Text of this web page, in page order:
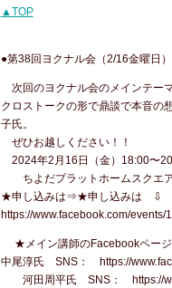
▲TOP
●第38回ヨクナル会（2/16金曜日
次回のヨクナル会のメインテー
クロストークの形で鼎談で本音の
子氏。
ぜひお越しください！！
2024年2月16日（金）18:00〜
ちよだプラットホームスク
★申し込みは⇒★申し込みは ⇩
https://www.facebook.com/
★メイン講師のFacebookペ
中尾淳氏 SNS： https://
河田周平氏 SNS： https://